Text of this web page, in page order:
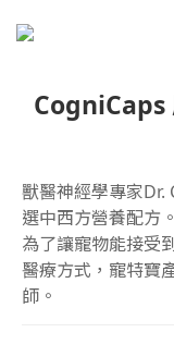
CogniCaps
獸醫神經學專家
選中西方營養配方。
為了讓寵物能接受
醫療方式，寵特寶
師。